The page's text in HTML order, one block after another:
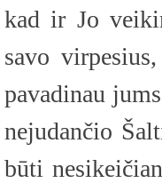
kad ir Jo
savo
pavadinau
nejudančio
būti